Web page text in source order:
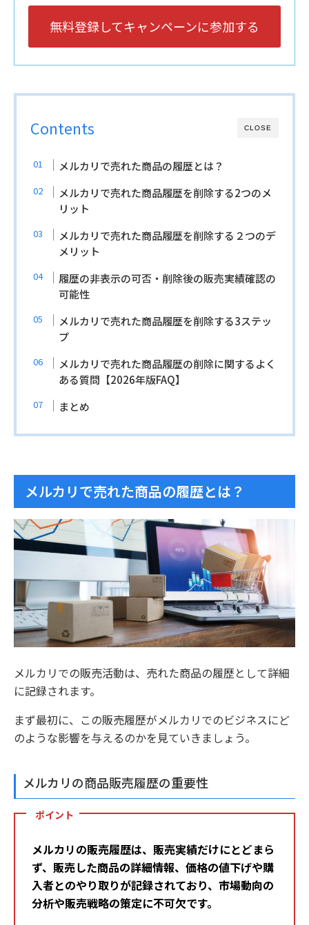
無料登録してキャンペーンに参加する
CLOSE
Contents
メルカリで売れた商品の履歴とは？
メルカリで売れた商品履歴を削除する2つのメ
リット
メルカリで売れた商品履歴を削除する２つのデ
メリット
履歴の非表示の可否・削除後の販売実績確認の
可能性
メルカリで売れた商品履歴を削除する3ステッ
プ
メルカリで売れた商品履歴の削除に関するよく
ある質問【2026年版FAQ】
まとめ
メルカリで売れた商品の履歴とは？
メルカリでの販売活動は、売れた商品の履歴として詳細
に記録されます。
まず最初に、この販売履歴がメルカリでのビジネスにど
のような影響を与えるのかを見ていきましょう。
メルカリの商品販売履歴の重要性
ポイント
メルカリの販売履歴は、販売実績だけにとどまら
ず、販売した商品の詳細情報、価格の値下げや購
入者とのやり取りが記録されており、市場動向の
分析や販売戦略の策定に不可欠です。